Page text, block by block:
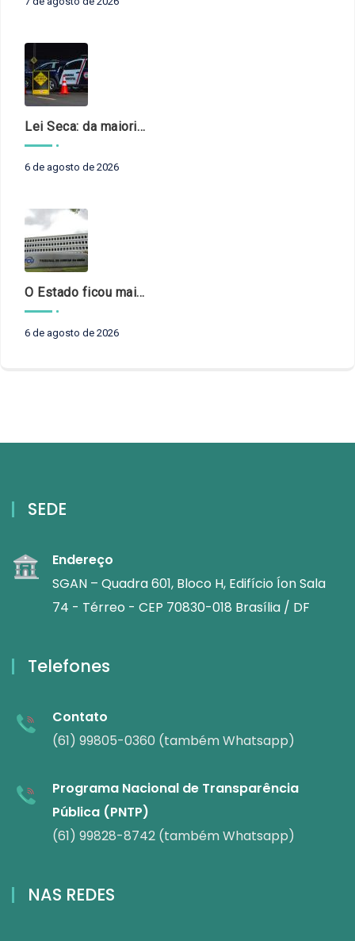
Lei Seca: da maioridade à maturidade
6 de agosto de 2026
O Estado ficou mais complexo. O controle precisa acompanhar
6 de agosto de 2026
SEDE
Endereço
SGAN – Quadra 601, Bloco H, Edifício Íon Sala
74 - Térreo - CEP 70830-018 Brasília / DF
Telefones
Contato
(61) 99805-0360 (também Whatsapp)
Programa Nacional de Transparência
Pública (PNTP)
(61) 99828-8742 (também Whatsapp)
NAS REDES